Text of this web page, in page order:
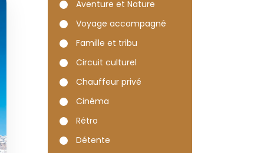
| 15
Rupert, Jasper, Banff, Calgary
Aventure et Nature
Voyage accompagné
Famille et tribu
Circuit culturel
Chauffeur privé
Cinéma
Rétro
Détente